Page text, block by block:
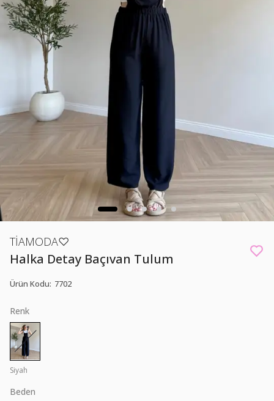
TİAMODA♡
Halka Detay Baçıvan Tulum
Ürün Kodu: 7702
Renk
Siyah
Beden